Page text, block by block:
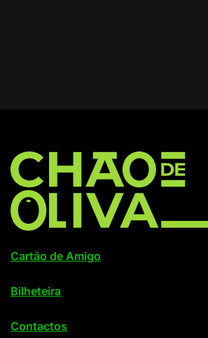
Cartão de Amigo
Bilheteira
Contactos